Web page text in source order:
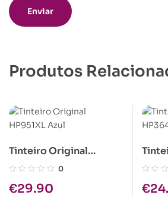
Produtos
Tinteiro Original
HP951XL Azul
0
€29.90 €